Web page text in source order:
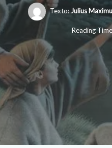
Texto: Julius
Reading